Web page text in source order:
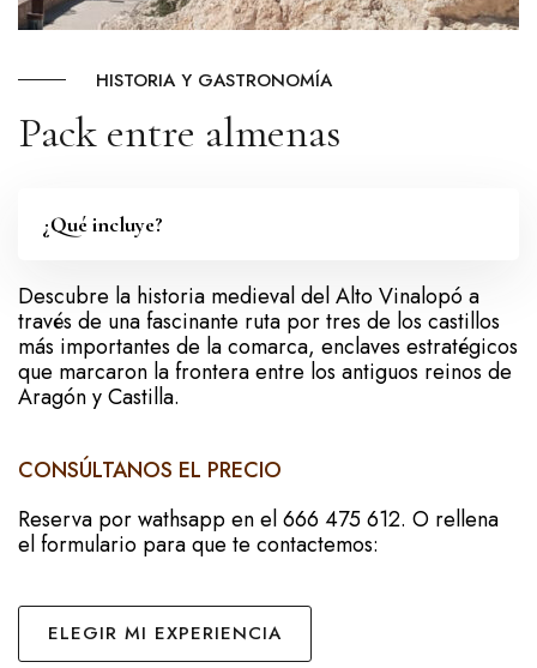
HISTORIA Y GASTRONOMÍA
Pack entre almenas
¿Qué incluye?
Descubre la historia medieval del Alto Vinalopó a
través de una fascinante ruta por tres de los castillos
más importantes de la comarca, enclaves estratégicos
que marcaron la frontera entre los antiguos reinos de
Aragón y Castilla.
CONSÚLTANOS EL PRECIO
Reserva por wathsapp en el 666 475 612. O rellena
el formulario para que te contactemos:
ELEGIR MI EXPERIENCIA